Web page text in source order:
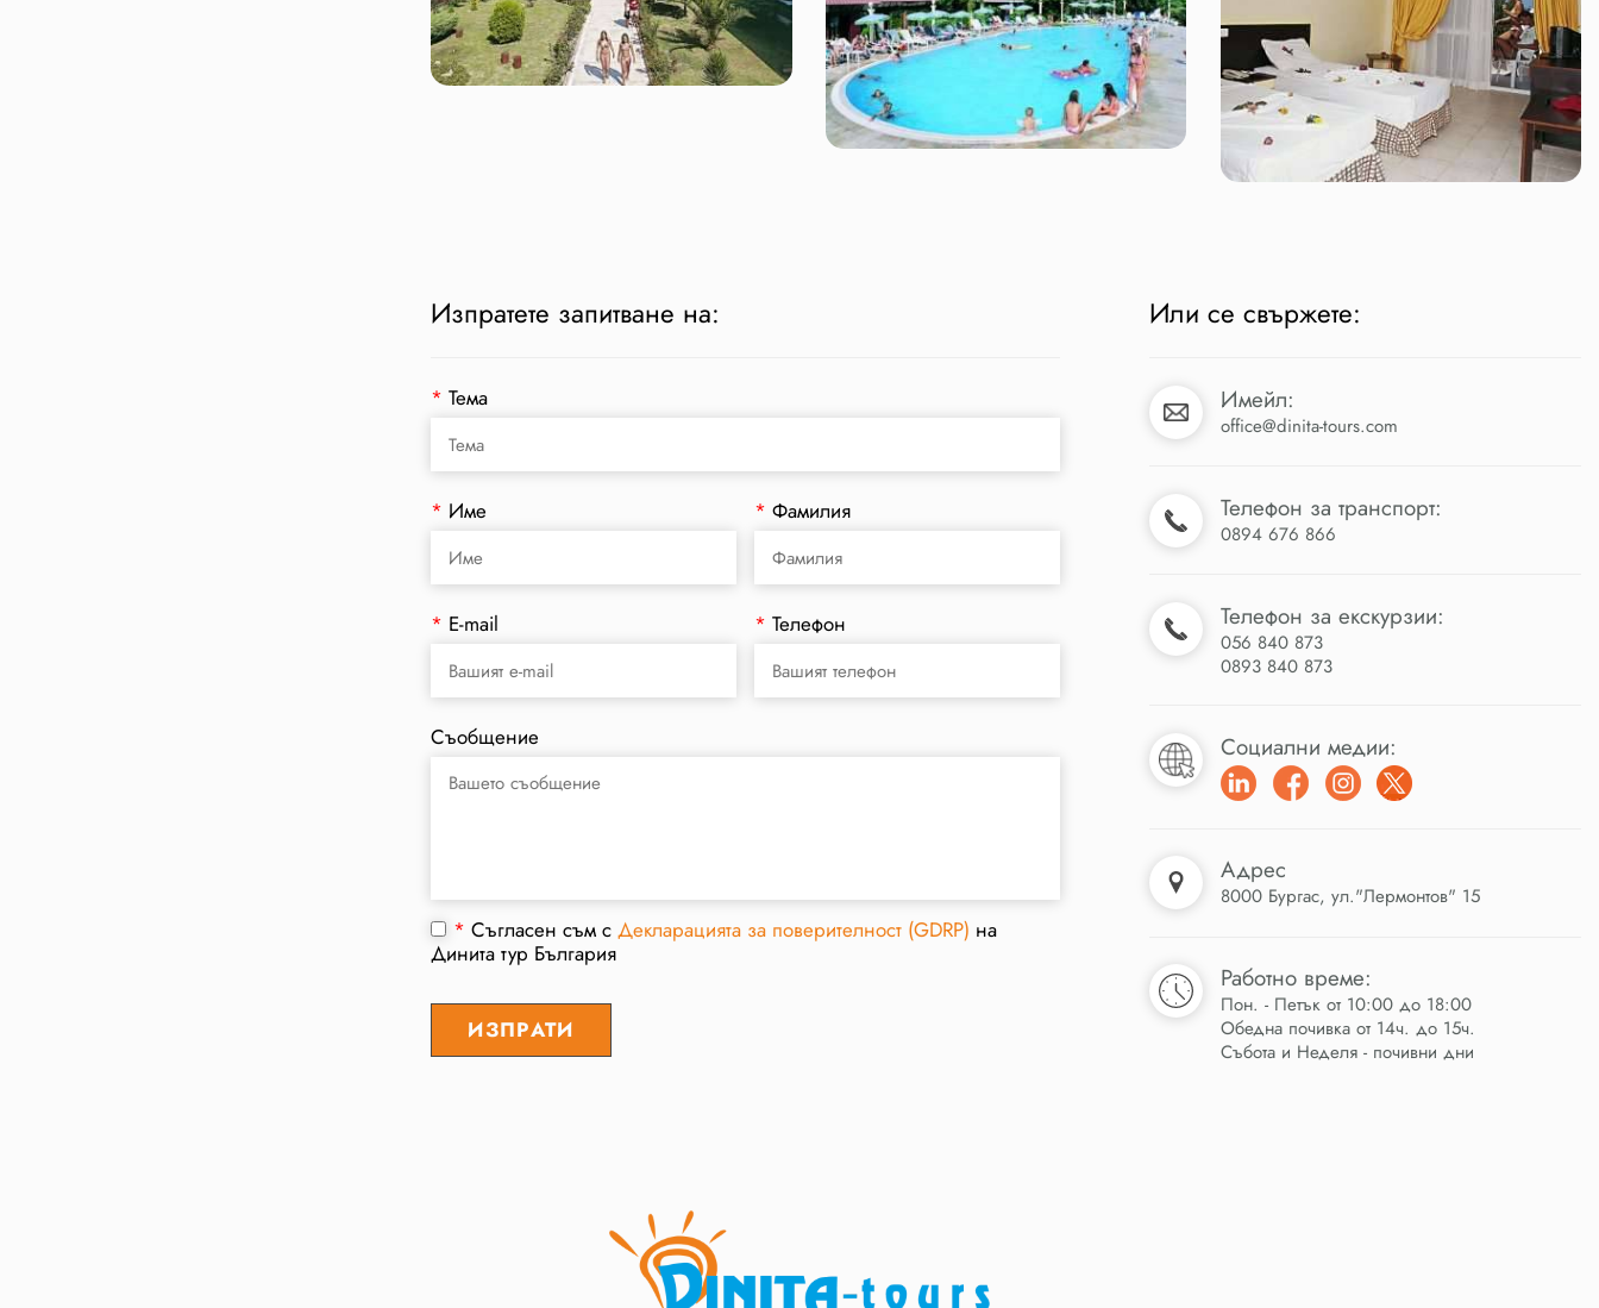
Изпратете запитване на:
*Тема
* Име *Фамилия
* E-mail *Телефон
Съобщение
* Съгласен съм с Декларацията за поверителност (GDRP) на
Динита тур България
Или се свържете:
Имейл:
office@dinita-tours.com
Телефон за транспорт:
0894 676 866
Телефон за екскурзии:
056 840 873
0893 840 873
Социални медии:
Адрес
8000 Бургас, ул."Лермонтов" 15
Работно време:
Пон. - Петък от 10:00 до 18:00
Обедна почивка от 14ч. до 15ч.
Събота и Неделя - почивни дни